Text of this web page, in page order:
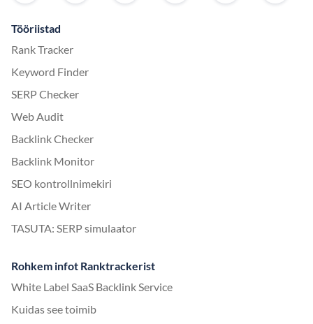
Tööriistad
Rank Tracker
Keyword Finder
SERP Checker
Web Audit
Backlink Checker
Backlink Monitor
SEO kontrollnimekiri
AI Article Writer
TASUTA: SERP simulaator
Rohkem infot Ranktrackerist
White Label SaaS Backlink Service
Kuidas see toimib